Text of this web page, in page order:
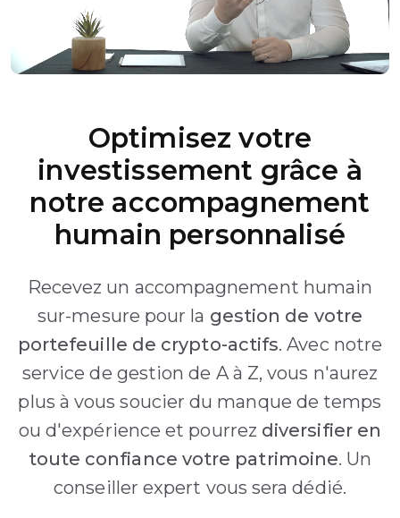
Optimisez votre
investissement grâce à
notre accompagnement
humain personnalisé
Recevez un accompagnement humain
sur-mesure pour la gestion de votre
portefeuille de crypto-actifs. Avec notre
service de gestion de A à Z, vous n'aurez
plus à vous soucier du manque de temps
ou d'expérience et pourrez diversifier en
toute confiance votre patrimoine. Un
conseiller expert vous sera dédié.